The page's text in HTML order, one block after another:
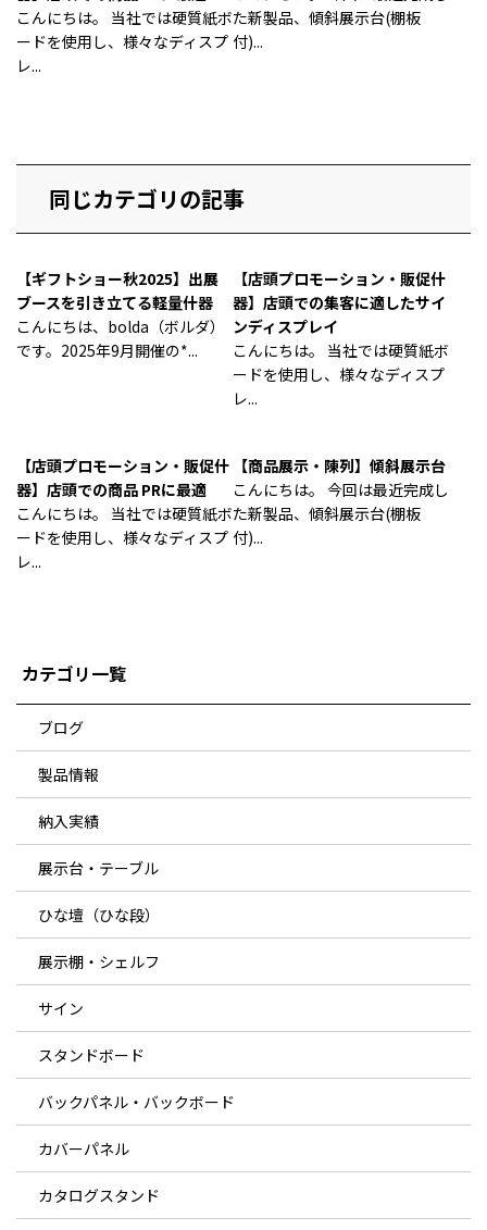
こんにちは。 当社では硬質紙ボ
ードを使用し、様々なディスプ
レ...
た新製品、傾斜展示台(棚板
付)...
同じカテゴリの記事
【ギフトショー秋2025】出展
ブースを引き立てる軽量什器
こんにちは、bolda（ボルダ）
です。2025年9月開催の*...
【店頭プロモーション・販促什
器】店頭での集客に適したサイ
ンディスプレイ
こんにちは。 当社では硬質紙ボ
ードを使用し、様々なディスプ
レ...
【店頭プロモーション・販促什
器】店頭での商品 PRに最適
こんにちは。 当社では硬質紙ボ
ードを使用し、様々なディスプ
レ...
【商品展示・陳列】傾斜展示台
こんにちは。 今回は最近完成し
た新製品、傾斜展示台(棚板
付)...
カテゴリ一覧
ブログ
製品情報
納入実績
展示台・テーブル
ひな壇（ひな段）
展示棚・シェルフ
サイン
スタンドボード
バックパネル・バックボード
カバーパネル
カタログスタンド